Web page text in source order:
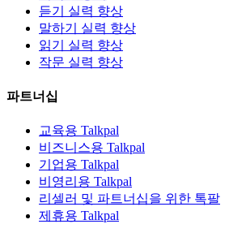
듣기 실력 향상
말하기 실력 향상
읽기 실력 향상
작문 실력 향상
파트너십
교육용 Talkpal
비즈니스용 Talkpal
기업용 Talkpal
비영리용 Talkpal
리셀러 및 파트너십을 위한 톡팔
제휴용 Talkpal